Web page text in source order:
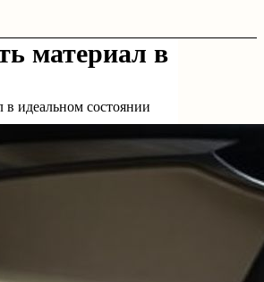
материал в
в идеальном состоянии